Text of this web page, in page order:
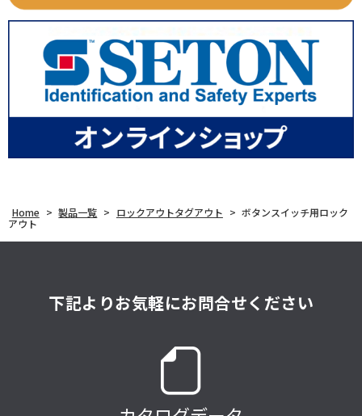
Home > 製品一覧 > ロックアウトタグアウト > ボタンスイッチ用ロック
アウト
下記よりお気軽にお問合せください